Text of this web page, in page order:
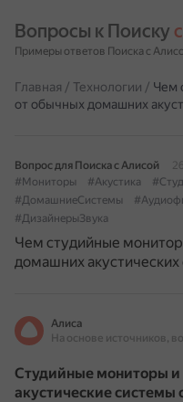
Вопросы к Поиску
Примеры ответов Поиска с
Главная / Технологии / Чем
от обычных домашних
Вопрос для Поиска с Алисой
#Мониторы
#Акустика
#ДомашниеСистемы
#ДизайнерыЗвука
Чем студийные
домашних акустических
Алиса
Студийные мониторы
акустические системы